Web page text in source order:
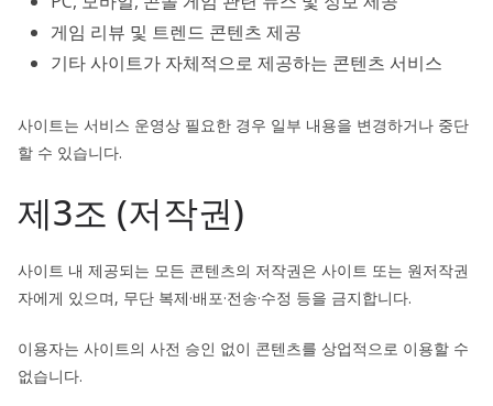
게임 리뷰 및 트렌드 콘텐츠 제공
기타 사이트가 자체적으로 제공하는 콘텐츠 서비스
사이트는 서비스 운영상 필요한 경우 일부 내용을 변경하거나 중단
할 수 있습니다.
제3조 (저작권)
사이트 내 제공되는 모든 콘텐츠의 저작권은 사이트 또는 원저작권
자에게 있으며, 무단 복제·배포·전송·수정 등을 금지합니다.
이용자는 사이트의 사전 승인 없이 콘텐츠를 상업적으로 이용할 수
없습니다.